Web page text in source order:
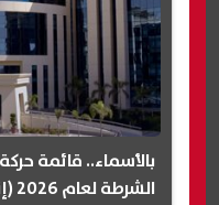
بالأسماء.. قائمة
الشرطة لعام 2026 (إنفوجراف)